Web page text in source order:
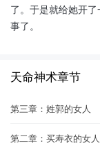
了。于是就给她开
事了。
天命神术章节
第三章：姓郭的女人
第二章：买寿衣的女人